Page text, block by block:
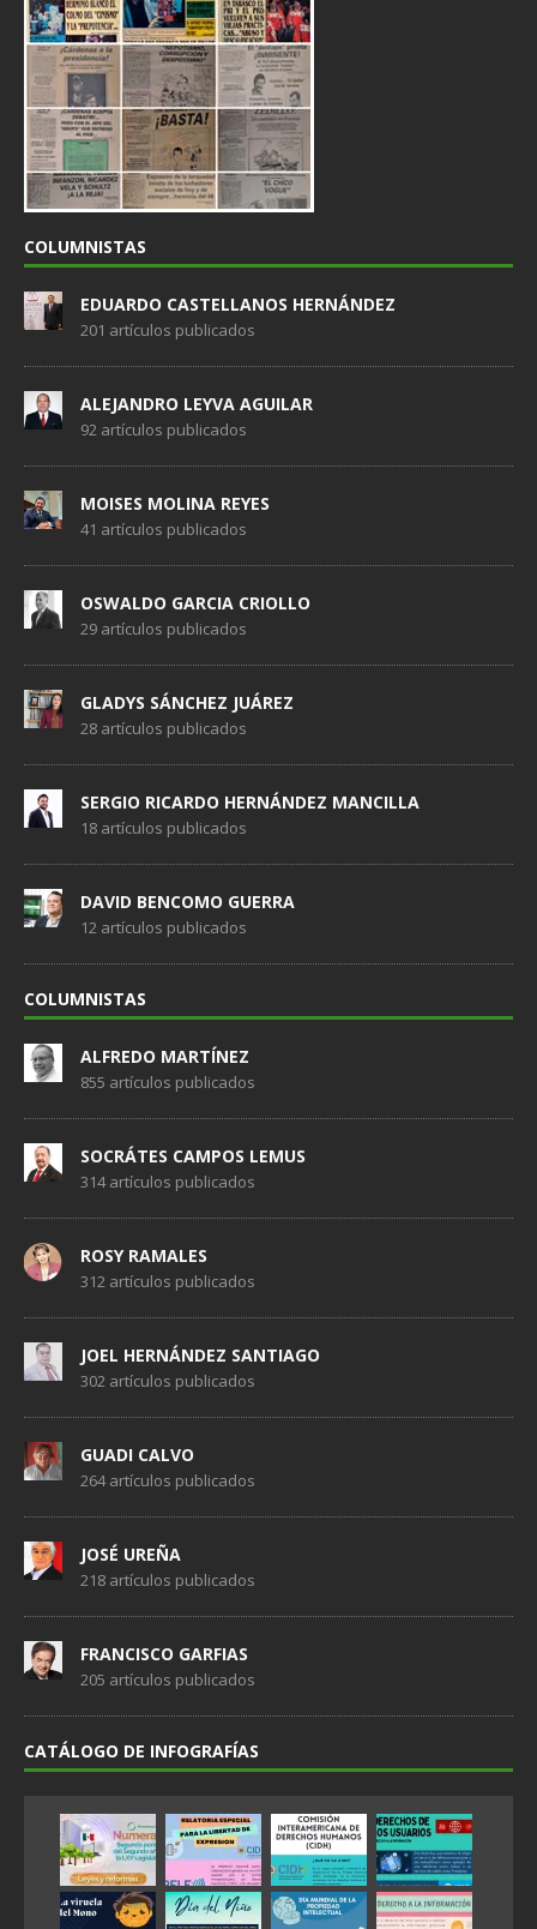
COLUMNISTAS
EDUARDO CASTELLANOS HERNÁNDEZ
201 artículos publicados
ALEJANDRO LEYVA AGUILAR
92 artículos publicados
MOISES MOLINA REYES
41 artículos publicados
OSWALDO GARCIA CRIOLLO
29 artículos publicados
GLADYS SÁNCHEZ JUÁREZ
28 artículos publicados
SERGIO RICARDO HERNÁNDEZ MANCILLA
18 artículos publicados
DAVID BENCOMO GUERRA
12 artículos publicados
COLUMNISTAS
ALFREDO MARTÍNEZ
855 artículos publicados
SOCRÁTES CAMPOS LEMUS
314 artículos publicados
ROSY RAMALES
312 artículos publicados
JOEL HERNÁNDEZ SANTIAGO
302 artículos publicados
GUADI CALVO
264 artículos publicados
JOSÉ UREÑA
218 artículos publicados
FRANCISCO GARFIAS
205 artículos publicados
CATÁLOGO DE INFOGRAFÍAS